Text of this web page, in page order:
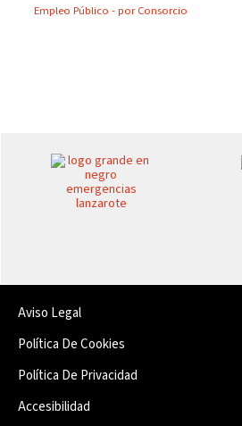
Empleo Público - por Consorcio
Aviso Legal
Política De Cookies
Política De Privacidad
Accesibilidad